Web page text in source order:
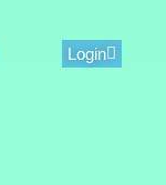
Login